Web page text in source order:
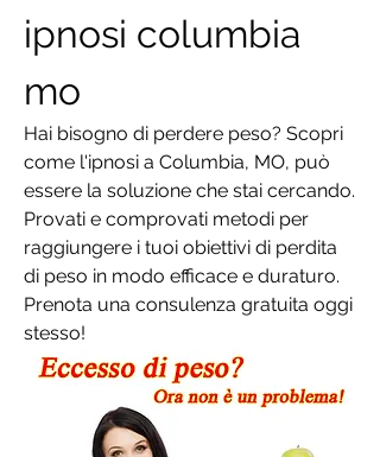
ipnosi columbia
mo
Hai bisogno di perdere peso? Scopri
come l'ipnosi a Columbia, MO, può
essere la soluzione che stai cercando.
Provati e comprovati metodi per
raggiungere i tuoi obiettivi di perdita
di peso in modo efficace e duraturo.
Prenota una consulenza gratuita oggi
stesso!